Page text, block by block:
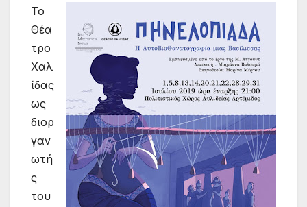
Το
Θέα
τρο
Χαλ
ίδας
ως
διορ
γαν
ωτή
ς
του